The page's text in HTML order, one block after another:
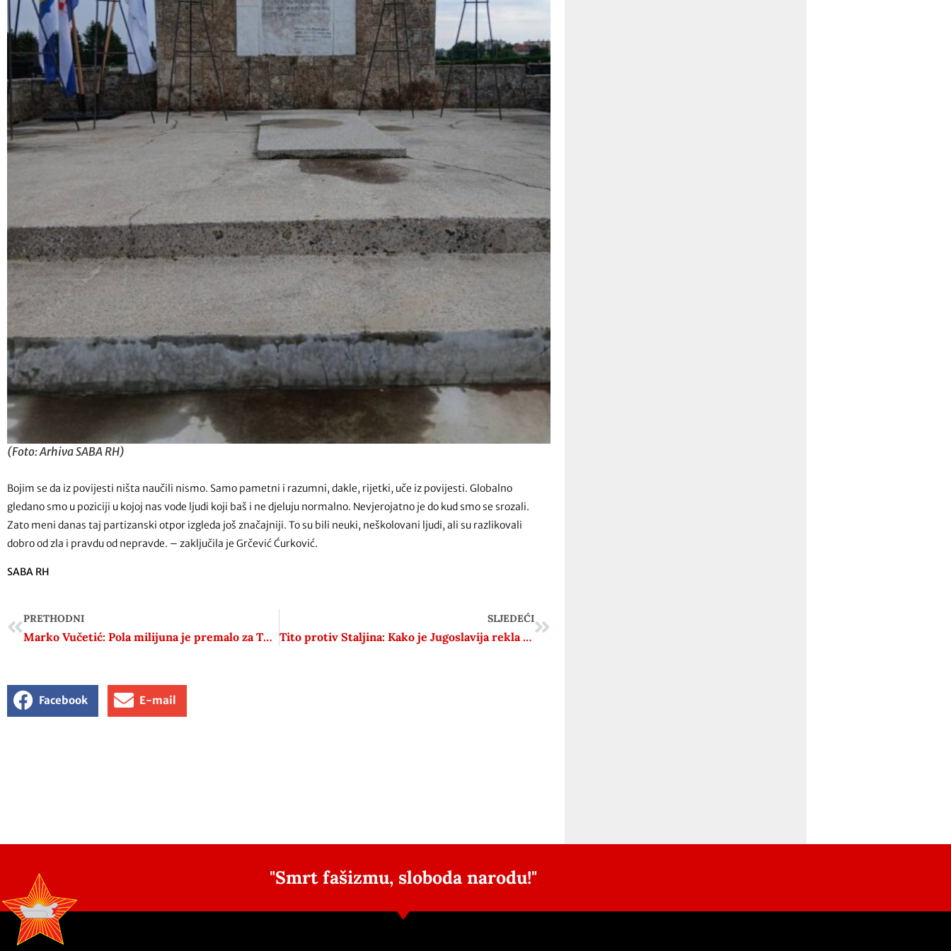
(Foto: Arhiva SABA RH)
Bojim se da iz povijesti ništa naučili nismo. Samo pametni i razumni, dakle, rijetki, uče iz povijesti. Globalno
gledano smo u poziciji u kojoj nas vode ljudi koji baš i ne djeluju normalno. Nevjerojatno je do kud smo se srozali.
Zato meni danas taj partizanski otpor izgleda još značajniji. To su bili neuki, neškolovani ljudi, ali su razlikovali
dobro od zla i pravdu od nepravde. – zaključila je Grčević Ćurković.
SABA RH
PRETHODNI
Marko Vučetić: Pola milijuna je premalo za Thompsona, trebalo bi biti 3.6 milijuna
SLJEDEĆI
Tito protiv Staljina: Kako je Jugoslavija rekla „ne“ SSSR-u
Facebook E-mail
"Smrt fašizmu, sloboda narodu!"